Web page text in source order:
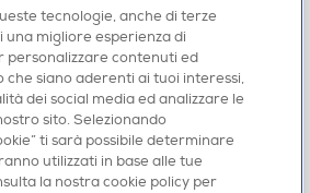
SENSI-Rose
30' gratuito:verifica
tecnologie, anche di terze
migliore esperienza di
personalizzare contenuti ed
che siano aderenti ai tuoi interessi,
dei social media ed analizzare le
sito. Selezionando
ti sarà possibile determinare
utilizzati in base alle tue
la nostra cookie policy per